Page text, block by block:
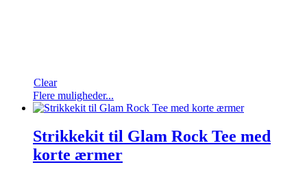
Clear
Flere muligheder...
vare
flere
varianter.
Mulighederne
Strikkekit til Glam Rock Tee med
korte ærmer